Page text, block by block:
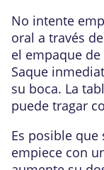
No intente
oral a través
el empaque
Saque
su boca. La
puede tragar
Es posible
empiece con